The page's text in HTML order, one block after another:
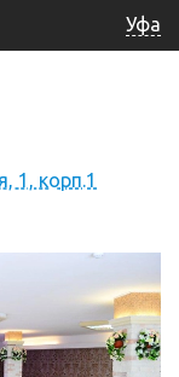
Уфа
1, корп.1